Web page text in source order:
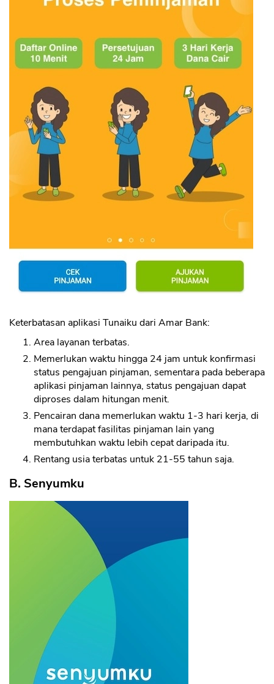
Keterbatasan aplikasi Tunaiku dari Amar Bank:
Area layanan terbatas.
Memerlukan waktu hingga 24 jam untuk konfirmasi
status pengajuan pinjaman, sementara pada beberapa
aplikasi pinjaman lainnya, status pengajuan dapat
diproses dalam hitungan menit.
Pencairan dana memerlukan waktu 1-3 hari kerja, di
mana terdapat fasilitas pinjaman lain yang
membutuhkan waktu lebih cepat daripada itu.
Rentang usia terbatas untuk 21-55 tahun saja.
B. Senyumku